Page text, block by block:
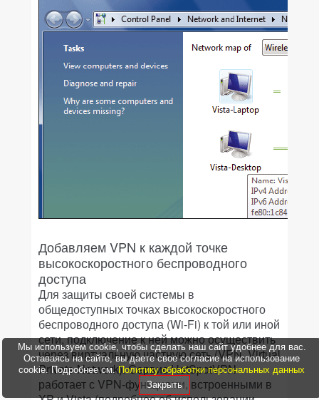
Добавляем VPN к каждой точке
высокоскоростного беспроводного
доступа
Для защиты своей системы в
общедоступных точках высокоскоростного
беспроводного доступа (Wi-Fi) к той или иной
сети, подключение к ней можно осуществить
через виртуальную частную сеть (VPN, Virtual
Private Network). Сервис HotSpotVPN
работает с VPN-функциями, встроенными в
Мы используем cookie, чтобы сделать наш сайт удобнее для вас.
Оставаясь на сайте, вы даете свое согласие на использование
cookie. Подробнее см.Политику обработки персональных данных
Закрыть